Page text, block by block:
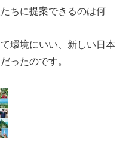
ちに提案できるのは何
環境にいい、新しい日本
ったのです。